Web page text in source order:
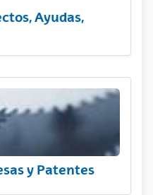
Ayudas,
y Patentes